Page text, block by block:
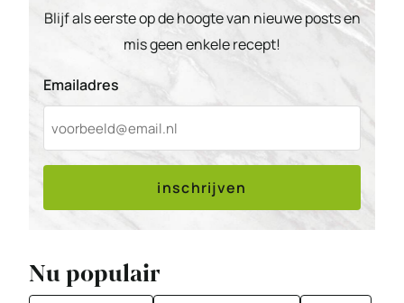
Blijf als eerste op de hoogte van nieuwe posts en
mis geen enkele recept!
Emailadres
inschrijven
Nu populair